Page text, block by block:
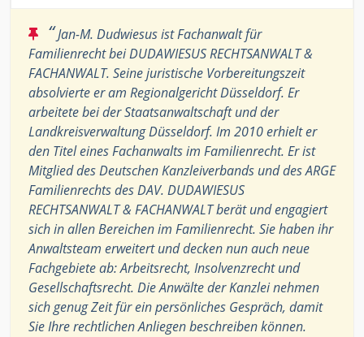
“Jan-M. Dudwiesus ist Fachanwalt für
Familienrecht bei DUDAWIESUS RECHTSANWALT &
FACHANWALT. Seine juristische Vorbereitungszeit
absolvierte er am Regionalgericht Düsseldorf. Er
arbeitete bei der Staatsanwaltschaft und der
Landkreisverwaltung Düsseldorf. Im 2010 erhielt er
den Titel eines Fachanwalts im Familienrecht. Er ist
Mitglied des Deutschen Kanzleiverbands und des ARGE
Familienrechts des DAV. DUDAWIESUS
RECHTSANWALT & FACHANWALT berät und engagiert
sich in allen Bereichen im Familienrecht. Sie haben ihr
Anwaltsteam erweitert und decken nun auch neue
Fachgebiete ab: Arbeitsrecht, Insolvenzrecht und
Gesellschaftsrecht. Die Anwälte der Kanzlei nehmen
sich genug Zeit für ein persönliches Gespräch, damit
Sie Ihre rechtlichen Anliegen beschreiben können.